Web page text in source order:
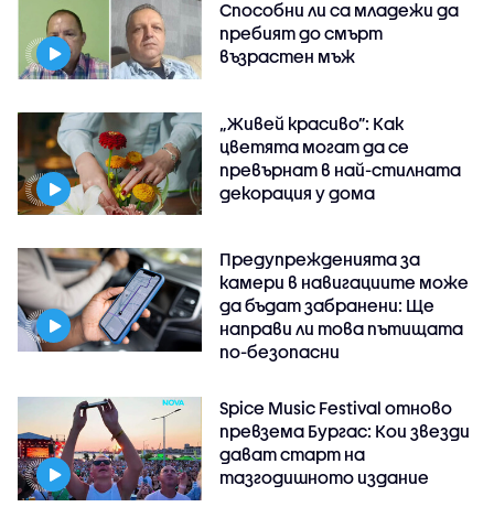
Способни ли са младежи да
пребият до смърт
възрастен мъж
„Живей красиво”: Как
цветята могат да се
превърнат в най-стилната
декорация у дома
Предупрежденията за
камери в навигациите може
да бъдат забранени: Ще
направи ли това пътищата
по-безопасни
Spice Music Festival отново
превзема Бургас: Кои звезди
дават старт на
тазгодишното издание